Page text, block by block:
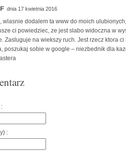
dnia 17 kwietnia 2016
wlasnie dodalem ta www do moich
ci powiedziec, ze jest slabo widoczna w
Zasluguje na wiekszy ruch. Jest rzecz ktora
poszukaj sobie w google – niezbednik dla
: